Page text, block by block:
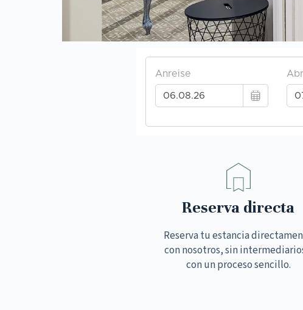
Reserva directa
Reserva tu estancia
con nosotros, sin
con un proceso sencillo.